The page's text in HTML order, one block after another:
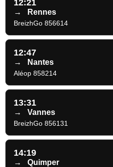
12:21
→ Rennes
BreizhGo 856614
12:47
→ Nantes
Aléop 858214
13:31
→ Vannes
BreizhGo 856131
14:19
→ Quimper